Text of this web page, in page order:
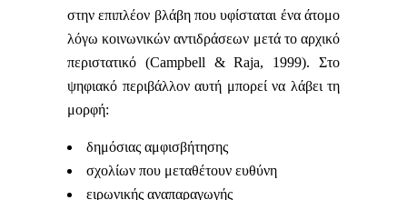
στην επιπλέον βλάβη που υφίσταται ένα άτομο
λόγω κοινωνικών αντιδράσεων μετά το αρχικό
περιστατικό (Campbell & Raja, 1999). Στο
ψηφιακό περιβάλλον αυτή μπορεί να λάβει τη
μορφή:
δημόσιας αμφισβήτησης
σχολίων που μεταθέτουν ευθύνη
ειρωνικής αναπαραγωγής